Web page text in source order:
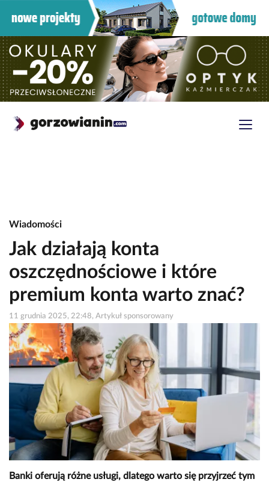
Wiadomości
Jak działają konta
oszczędnościowe i które
premium konta warto znać?
11 grudnia 2025, 22:48, Artykuł sponsorowany
Banki oferują różne usługi, dlatego warto się przyjrzeć tym